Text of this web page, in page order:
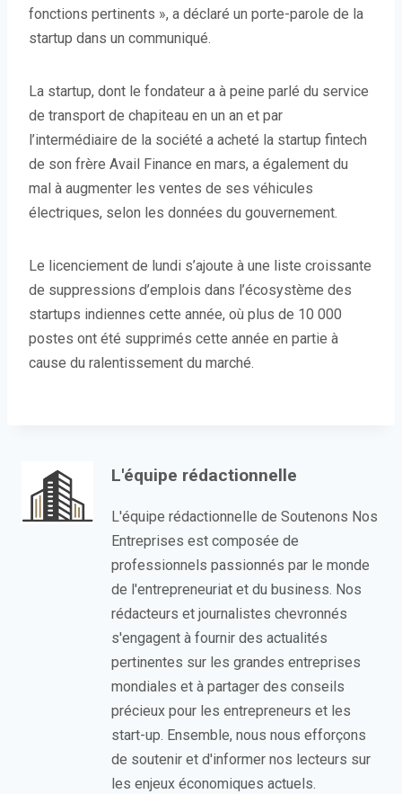
fonctions pertinents », a déclaré un porte-parole de la
startup dans un communiqué.
La startup, dont le fondateur a à peine parlé du service
de transport de chapiteau en un an et par
l’intermédiaire de la société a acheté la startup fintech
de son frère Avail Finance en mars, a également du
mal à augmenter les ventes de ses véhicules
électriques, selon les données du gouvernement.
Le licenciement de lundi s’ajoute à une liste croissante
de suppressions d’emplois dans l’écosystème des
startups indiennes cette année, où plus de 10 000
postes ont été supprimés cette année en partie à
cause du ralentissement du marché.
L'équipe rédactionnelle
L'équipe rédactionnelle de Soutenons Nos
Entreprises est composée de
professionnels passionnés par le monde
de l'entrepreneuriat et du business. Nos
rédacteurs et journalistes chevronnés
s'engagent à fournir des actualités
pertinentes sur les grandes entreprises
mondiales et à partager des conseils
précieux pour les entrepreneurs et les
start-up. Ensemble, nous nous efforçons
de soutenir et d'informer nos lecteurs sur
les enjeux économiques actuels.